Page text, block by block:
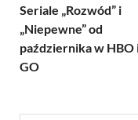
Seriale „Rozwód” i
„Niepewne” od
października w HBO
GO